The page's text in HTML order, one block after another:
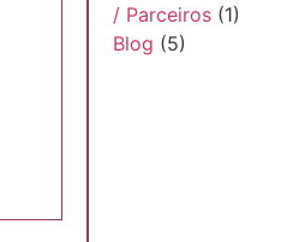
/ Parceiros (1)
Blog (5)